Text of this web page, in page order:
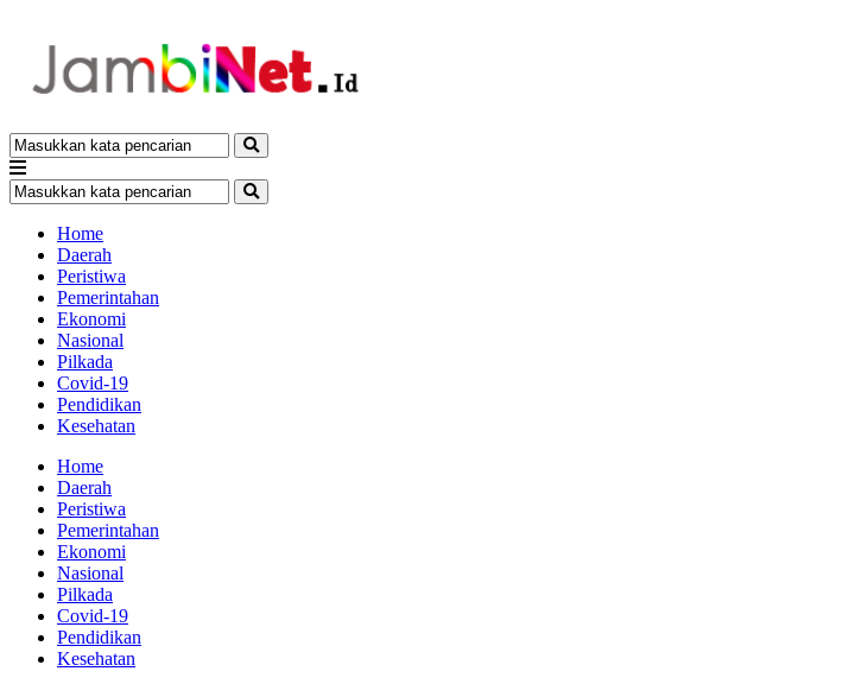
Home
Daerah
Peristiwa
Pemerintahan
Ekonomi
Nasional
Pilkada
Covid-19
Pendidikan
Kesehatan
Home
Daerah
Peristiwa
Pemerintahan
Ekonomi
Nasional
Pilkada
Covid-19
Pendidikan
Kesehatan